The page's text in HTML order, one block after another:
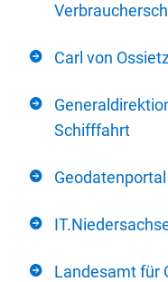
Carl von
Schifffahrt
Landesamt für